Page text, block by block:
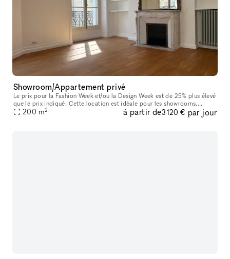
Showroom/Appartement privé
Le prix pour la Fashion Week et/ou la Design Week est de 25% plus élevé
que le prix indiqué. Cette location est idéale pour les showrooms,
offrant des caractéristiques uniques telles que de hauts pla
200 m2 à partir de3 120 € par jour